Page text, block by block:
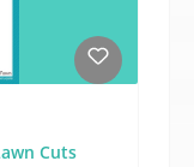
Cuts